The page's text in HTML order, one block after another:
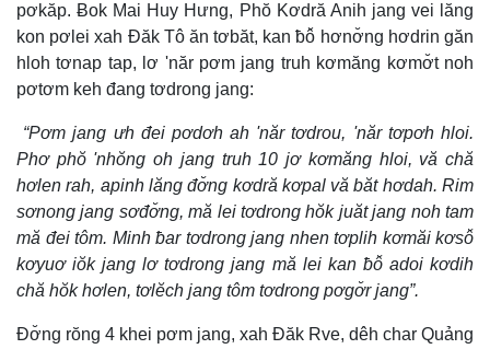
pơkăp. Ƀok Mai Huy Hưng, Phŏ Kơdră Anih jang vei lăng
kon pơlei xah Đăk Tô ăn tơbăt, kan ƀô̆ hơnơ̆ng hơdrin găn
hloh tơnap tap, lơ 'năr pơm jang truh kơmăng kơmơ̆t noh
pơtơm keh đang tơdrong jang:
“Pơm jang ưh đei pơdơh ah 'năr tơdrou, 'năr tơpơh hloi.
Phơ phŏ 'nhŏng oh jang truh 10 jơ kơmăng hloi, vă chă
hơlen rah, apinh lăng đơ̆ng kơdră kơpal vă băt hơdah. Rim
sơnong jang sơđơ̆ng, mă lei tơdrong hŏk juăt jang noh tam
mă đei tôm. Minh ƀar tơdrong jang nhen tơplih kơmăi kơsô̆
kơyuơ iŏk jang lơ tơdrong jang mă lei kan ƀô̆ adoi kơdih
chă hŏk hơlen, tơlĕch jang tôm tơdrong pơgơ̆r jang”.
Đơ̆ng rŏng 4 khei pơm jang, xah Đăk Rve, dêh char Quảng